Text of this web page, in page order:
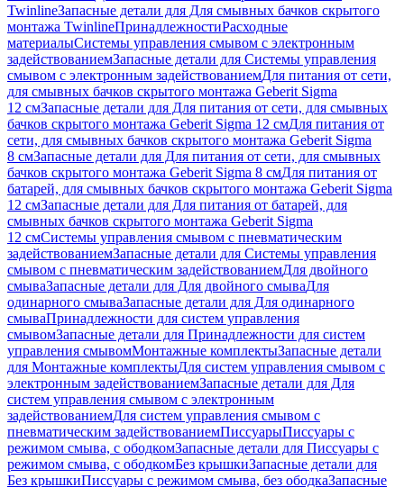
TwinlineЗапасные детали для Для смывных бачков скрытого
монтажа TwinlineПринадлежностиРасходные
материалыСистемы управления смывом с электронным
задействованиемЗапасные детали для Системы управления
смывом с электронным задействованиемДля питания от сети,
для смывных бачков скрытого монтажа Geberit Sigma
12 смЗапасные детали для Для питания от сети, для смывных
бачков скрытого монтажа Geberit Sigma 12 смДля питания от
сети, для смывных бачков скрытого монтажа Geberit Sigma
8 смЗапасные детали для Для питания от сети, для смывных
бачков скрытого монтажа Geberit Sigma 8 смДля питания от
батарей, для смывных бачков скрытого монтажа Geberit Sigma
12 смЗапасные детали для Для питания от батарей, для
смывных бачков скрытого монтажа Geberit Sigma
12 смСистемы управления смывом с пневматическим
задействованиемЗапасные детали для Системы управления
смывом с пневматическим задействованиемДля двойного
смываЗапасные детали для Для двойного смываДля
одинарного смываЗапасные детали для Для одинарного
смываПринадлежности для систем управления
смывомЗапасные детали для Принадлежности для систем
управления смывомМонтажные комплектыЗапасные детали
для Монтажные комплектыДля систем управления смывом с
электронным задействованиемЗапасные детали для Для
систем управления смывом с электронным
задействованиемДля систем управления смывом с
пневматическим задействованиемПиссуарыПиссуары с
режимом смыва, с ободкомЗапасные детали для Писсуары с
режимом смыва, с ободкомБез крышкиЗапасные детали для
Без крышкиПиссуары с режимом смыва, без ободкаЗапасные